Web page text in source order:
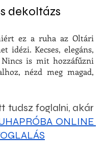
dekoltázs
ez a ruha az Oltári
idézi. Kecses, elegáns,
Nincs is mit hozzáfűzni
nézd meg magad,
tudsz foglalni, akár
ONLINE